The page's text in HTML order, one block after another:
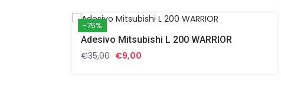
-75%
Adesivo Mitsubishi L 200 WARRIOR
€35,00 Il€9,00